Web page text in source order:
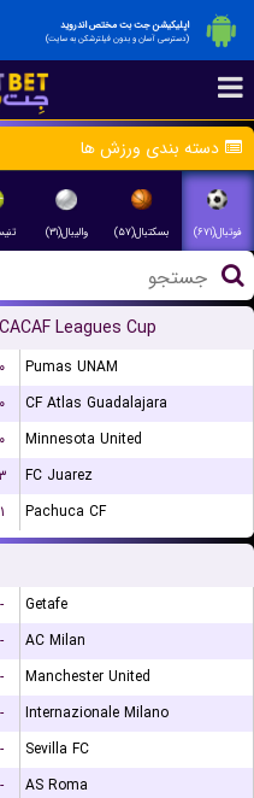
اپلیکیشن جت بت مختص اندروید
(دسترسی آسان و بدون فیلترشکن به سایت)
دسته بندی ورزش ها
فوتبال(۶۷۱) بسکتبال(۵۷) والیبال(۳۱)
Leagues Cup
۰
Pumas UNAM
۰
CF Atlas Guadalajara
۰
Minnesota United
FC Juarez
۱ Pachuca CF
-
Getafe
-
AC Milan
-
Manchester United
-
Internazionale Milano
-
Sevilla FC
-
AS Roma